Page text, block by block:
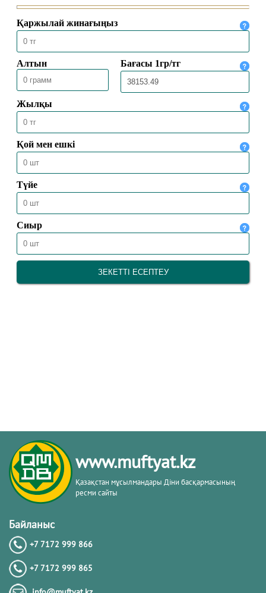
04.08.2026 2044
БАС МҮФТИ ТӨРАЛҚА МӘЖІЛІСІН
ӨТКІЗДІ
31.07.2026
www.muftyat.kz
Қазақстан мұсылмандары Діни басқармасының
ресми сайты
Байланыс
+7 7172 999 866
+7 7172 999 865